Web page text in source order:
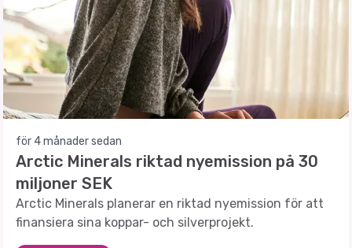
för 4 månader sedan
Arctic Minerals riktad nyemission på 30
miljoner SEK
Arctic Minerals planerar en riktad nyemission för att
finansiera sina koppar- och silverprojekt.